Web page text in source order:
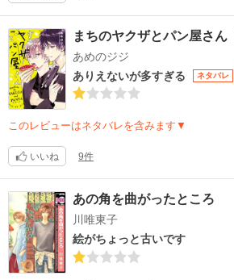
まちのヤクザとパン屋さん
あめのジジ
ありえないが多すぎる
ネタバレ
このレビューはネタバレを含みます▼
いいね 9件
あの角を曲がったところ
川唯東子
絵がちょっと古いです